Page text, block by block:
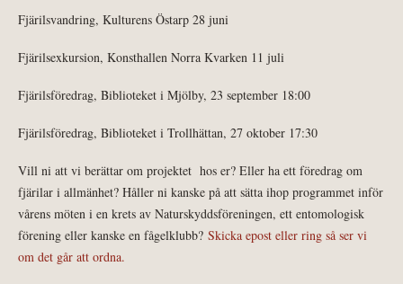
Fjärilsvandring, Kulturens Östarp 28 juni
Fjärilsexkursion, Konsthallen Norra Kvarken 11 juli
Fjärilsföredrag, Biblioteket i Mjölby, 23 september 18:00
Fjärilsföredrag, Biblioteket i Trollhättan, 27 oktober 17:30
Vill ni att vi berättar om projektet hos er? Eller ha ett föredrag om
fjärilar i allmänhet? Håller ni kanske på att sätta ihop programmet inför
vårens möten i en krets av Naturskyddsföreningen, ett entomologisk
förening eller kanske en fågelklubb? Skicka epost eller ring så ser vi
om det går att ordna.